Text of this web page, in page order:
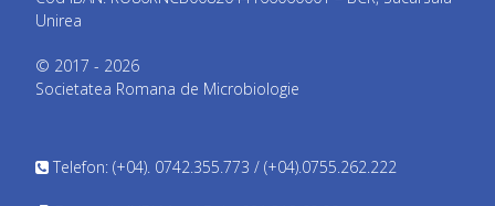
Unirea
© 2017 - 2026
Societatea Romana de Microbiologie
Telefon: (+04). 0742.355.773 / (+04).0755.262.222